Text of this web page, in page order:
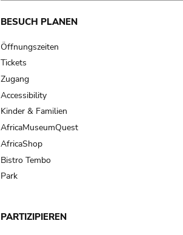
Main
navigation
BESUCH PLANEN
Öffnungszeiten
Tickets
Zugang
Accessibility
Kinder & Familien
AfricaMuseumQuest
AfricaShop
Bistro Tembo
Park
PARTIZIPIEREN